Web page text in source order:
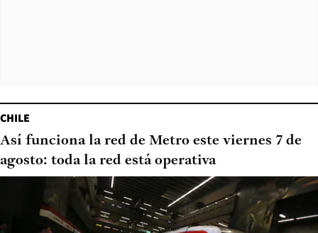
CHILE
Así funciona la red de Metro este viernes 7 de
agosto: toda la red está operativa